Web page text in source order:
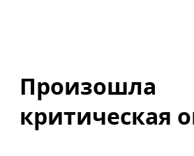
Произошла
критическая